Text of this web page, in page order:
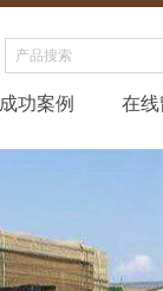
成功案例 在